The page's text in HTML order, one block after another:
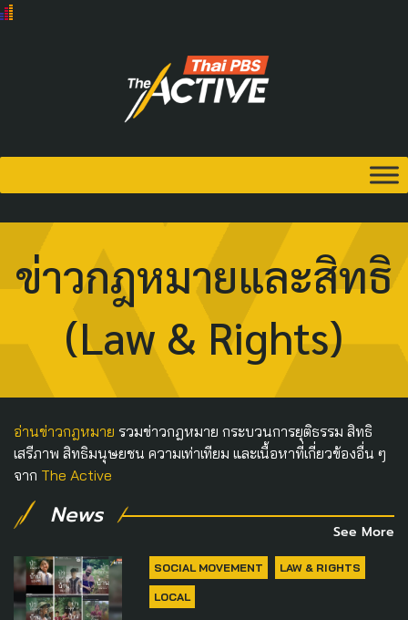
ข่าวกฎหมายและสิทธิ
(Law & Rights)
อ่านข่าวกฎหมาย รวมข่าวกฎหมาย กระบวนการยุติธรรม สิทธิ
เสรีภาพ สิทธิมนุษยชน ความเท่าเทียม และเนื้อหาที่เกี่ยวข้องอื่น ๆ
จาก The Active
News
See More
SOCIAL MOVEMENT LAW & RIGHTS
LOCAL